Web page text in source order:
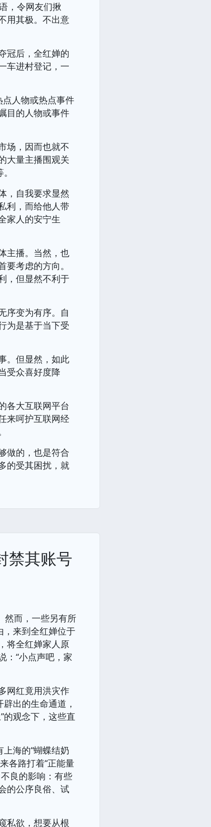
，令网友们揪
用其极。不出意
冠后，全红婵的
车进村登记，一
人物或热点事件
目的人物或事件
场，因而也就不
大量主播围观关
，自我要求显然
利，而给他人带
家人的安宁生
主播。当然，也
考虑的方向。
，但显然不利于
序变为有序。自
为是基于当下受
。但显然，如此
受众喜好度降
各大互联网平台
来呵护互联网经
做的，也是符合
的受其困扰，就
禁其账号
然而，一些另有所
，来到全红婵位于
将全红婵家人原
：“小点声吧，家
网红竟用洪灾作
出的生命通道，
的观念下，这些直
海的“蝴蝶结奶
各路打着“正能量
良的影响：有些
的公序良俗、试
私欲，想要从根